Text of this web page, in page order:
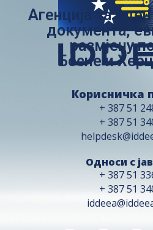
Агенција за
документа,
размјену
Босне и
Корисничка
+ 387 51
+ 387 51
Односи с
+ 387 51
+ 387 51